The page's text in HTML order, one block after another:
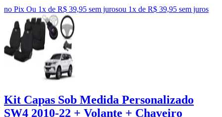
no Pix Ou 1x de R$ 39,95 sem jurosou 1x de R$ 39,95 sem juros
Kit Capas Sob Medida Personalizado
SW4 2010-22 + Volante + Chaveiro